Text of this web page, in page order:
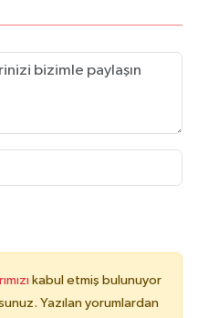
kabul etmiş bulunuyor
Yazılan yorumlardan